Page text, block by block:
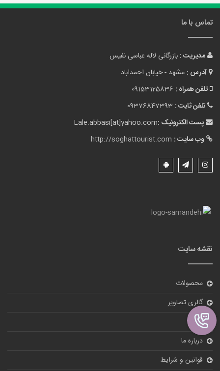
تماس با ما
مدیریت : بازرگانی لاله عباسی نفیس
آدرس : مشهد - خیابان احمداباد
تلفن همراه : 09153125836
تلفن ثابت : 09376847393
پست الکترونیک :Lale.abbasi[at]yahoo.com
وب سایت : http://soghattourist.com
نقشه سایت
محصولات
گالری تصاویر
بلاگ
درباره ما
قوانین و شرایط